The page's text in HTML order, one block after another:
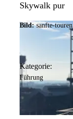
Skywalk pur
Bild: sanfte-touren
Kategorie:
Führung